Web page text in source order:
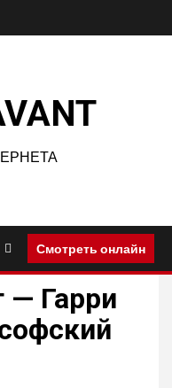
Смотреть онлайн
— Гарри